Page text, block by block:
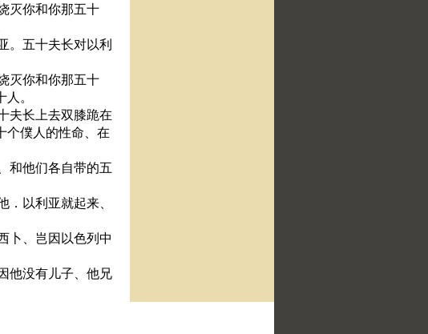
灭你和你那五十
。五十夫长对以利
灭你和你那五十
。
夫长上去双膝跪在
个僕人的性命、在
和他们各自带的五
．以利亚就起来、
卜、岂因以色列中
他没有儿子、他兄